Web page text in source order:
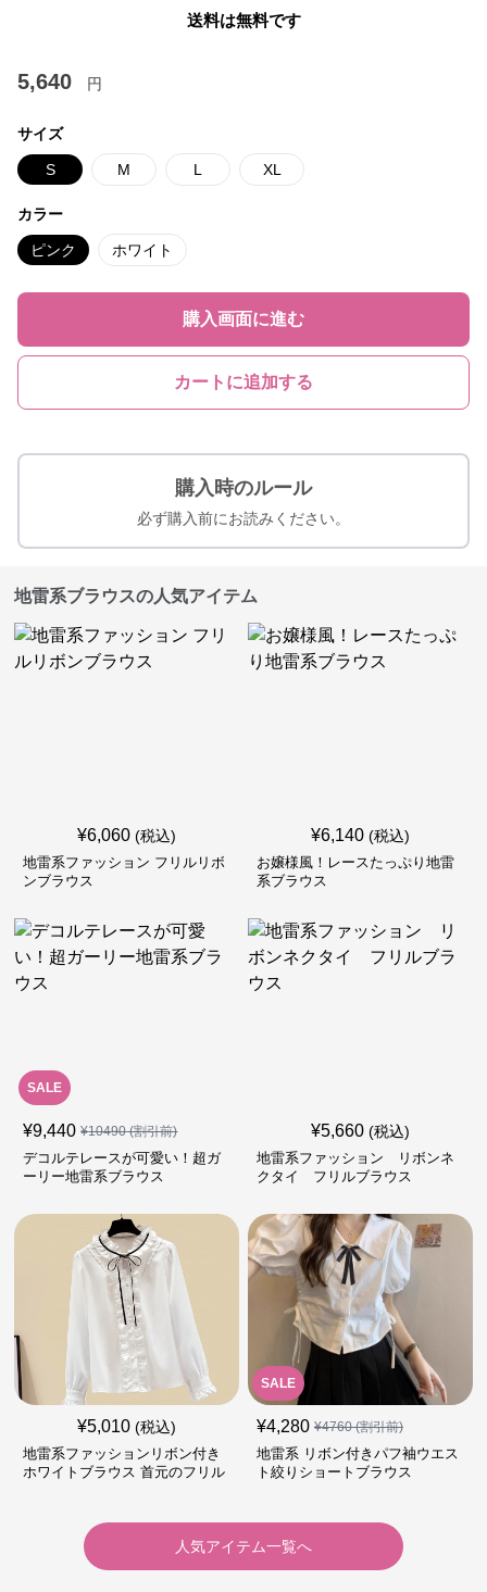
送料は無料です
5,640 円
サイズ
S M L XL
カラー
ピンク ホワイト
購入画面に進む
カートに追加する
購入時のルール
必ず購入前にお読みください。
地雷系ブラウスの人気アイテム
¥6,060 (税込)
地雷系ファッション フリルリボ
ンブラウス
¥6,140 (税込)
お嬢様風！レースたっぷり地雷
系ブラウス
SALE
¥9,440 ¥10490(割引前)
デコルテレースが可愛い！超ガ
ーリー地雷系ブラウス
¥5,660 (税込)
地雷系ファッション リボンネ
クタイ フリルブラウス
¥5,010 (税込)
地雷系ファッションリボン付き
ホワイトブラウス 首元のフリル
SALE
¥4,280 ¥4760(割引前)
地雷系 リボン付きパフ袖ウエス
ト絞りショートブラウス
人気アイテム一覧へ